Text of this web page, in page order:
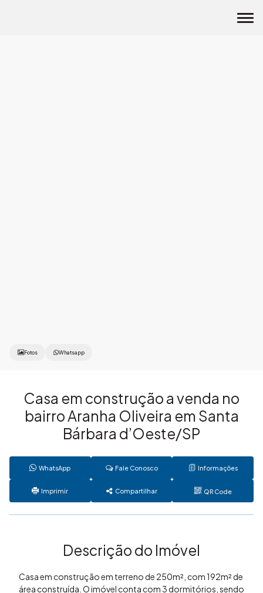
Fotos Whatsapp
Casa em construção a venda no
bairro Aranha Oliveira em Santa
Bárbara d’Oeste/SP
WhatsApp Fale Conosco Informações
Imprimir Compartilhar QR Code
Descrição do Imóvel
Casa em construção em terreno de 250m², com 192m² de
área construída. O imóvel conta com 3 dormitórios, sendo